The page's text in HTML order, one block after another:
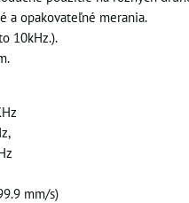
a opakovateľné merania.
10kHz.).
mm/s)